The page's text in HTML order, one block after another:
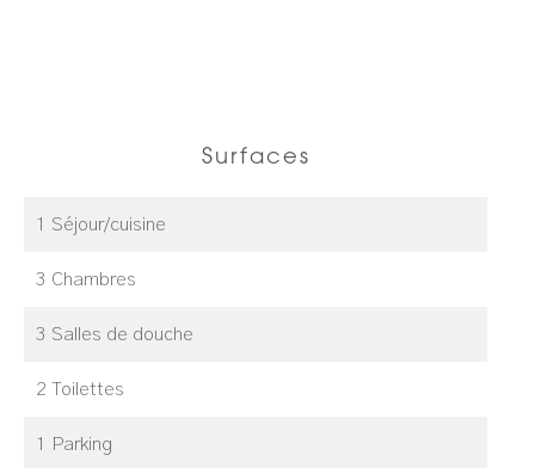
Surfaces
1 Séjour/cuisine
3 Chambres
3 Salles de douche
2 Toilettes
1 Parking